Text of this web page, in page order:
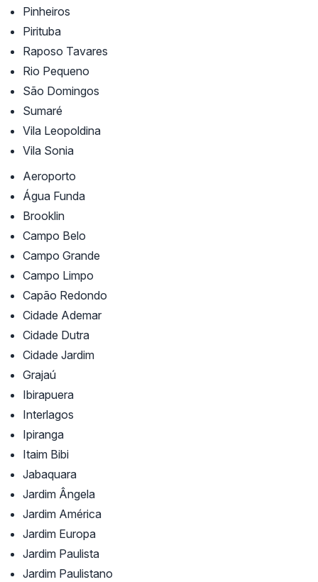
Pinheiros
Pirituba
Raposo Tavares
Rio Pequeno
São Domingos
Sumaré
Vila Leopoldina
Vila Sonia
Aeroporto
Água Funda
Brooklin
Campo Belo
Campo Grande
Campo Limpo
Capão Redondo
Cidade Ademar
Cidade Dutra
Cidade Jardim
Grajaú
Ibirapuera
Interlagos
Ipiranga
Itaim Bibi
Jabaquara
Jardim Ângela
Jardim América
Jardim Europa
Jardim Paulista
Jardim Paulistano